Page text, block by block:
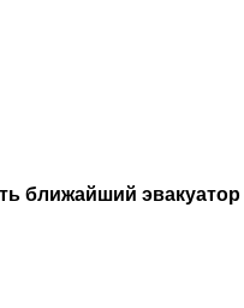
ближайший эвакуатор